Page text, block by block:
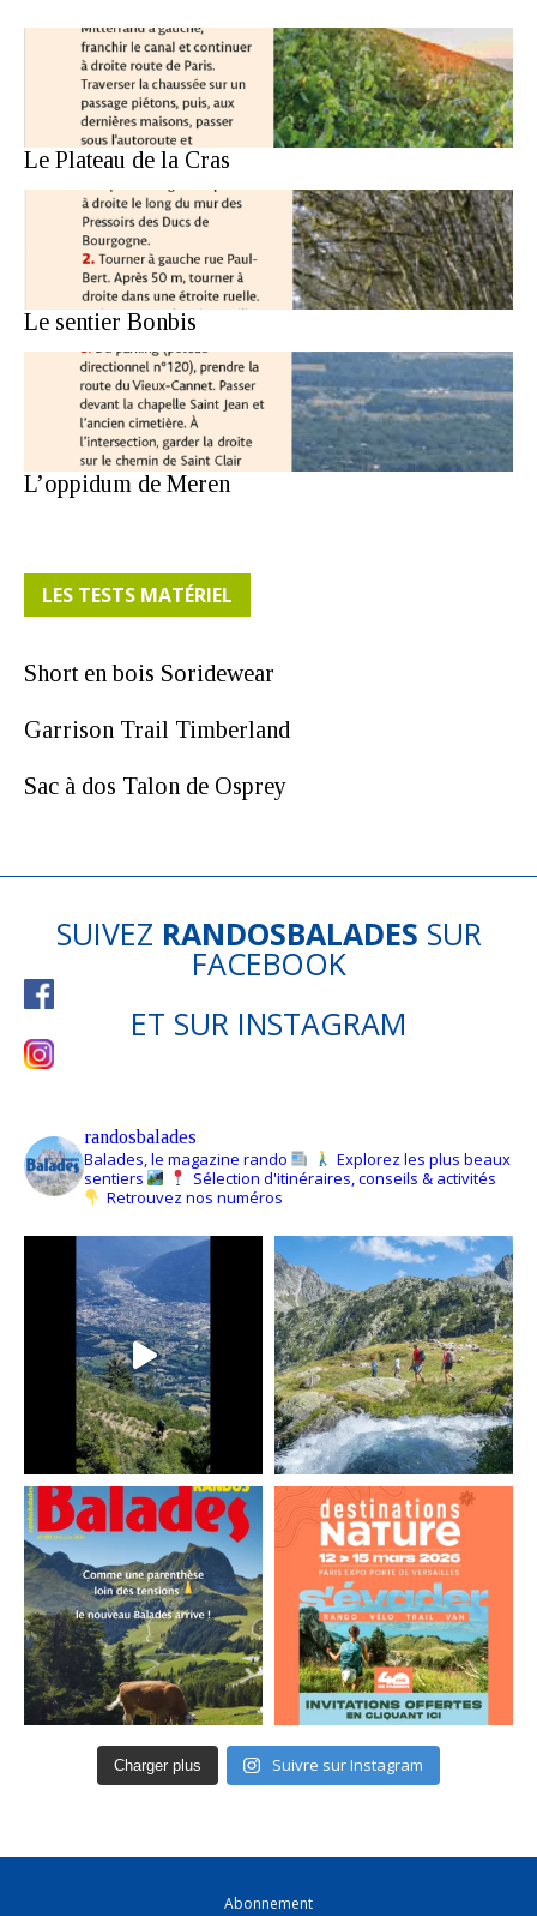
Le Plateau de la Cras
Le sentier Bonbis
L’oppidum de Meren
LES TESTS MATÉRIEL
Short en bois Soridewear
Garrison Trail Timberland
Sac à dos Talon de Osprey
SUIVEZ RANDOSBALADES SUR
FACEBOOK
ET SUR INSTAGRAM
randosbalades
Balades, le magazine rando
Explorez les plus beaux
sentiers
Sélection d'itinéraires, conseils & activités
Retrouvez nos numéros
Charger plus Suivre sur Instagram
Abonnement